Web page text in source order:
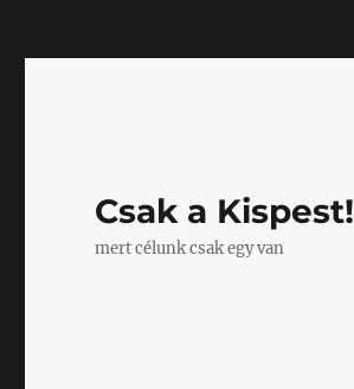
Csak a Kispest!
mert célunk csak egy van